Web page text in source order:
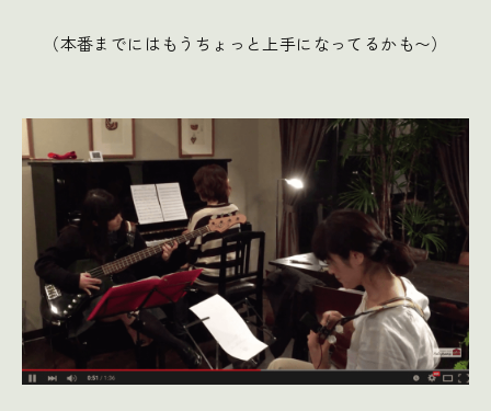
（本番までにはもうちょっと上手になってるかも〜）